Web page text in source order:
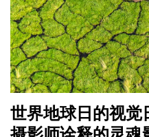
世界地球日的视觉